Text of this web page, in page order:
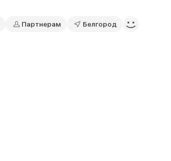
Партнерам Белгород